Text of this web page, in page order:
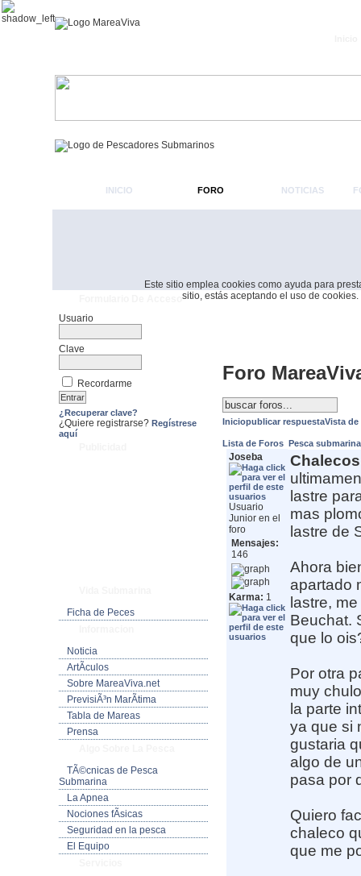
Este sitio emplea cookies como ayuda para
sitio, estás aceptando el uso de cookies.
INICIO FORO NOTICIAS
Usuario
Clave
Recordarme
¿Recuperar clave?
¿Quiere registrarse? Regístrese
aquí
Ficha de Peces
Noticia
ArtÃ­culos
Sobre MareaViva.net
PrevisiÃ³n MarÃ­tima
Tabla de Mareas
Prensa
TÃ©cnicas de Pesca
Submarina
La Apnea
Nociones fÃ­sicas
Seguridad en la pesca
El Equipo
Foro
Iniciopublicar respuestaVista de
Lista de Foros Pesca
Joseba
Usuario
Junior en el
foro
Mensajes:
146
Karma: 1
lastre
mas
lastre de
Ahora
apartado
lastre,
Beuchat.
que lo
Por otra
muy
la parte
ya que si
gustaria
algo de
pasa por
Quiero
chaleco
que me